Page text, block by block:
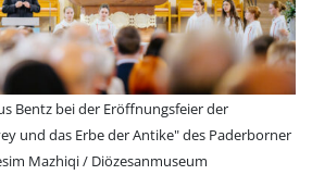
Bentz bei der Eröffnungsfeier der
und das Erbe der Antike" des Paderborner
Mazhiqi / Diözesanmuseum